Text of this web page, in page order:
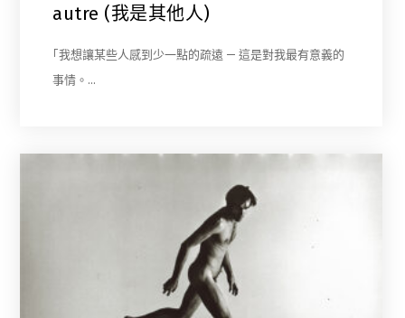
autre (我是其他人)
｢我想讓某些人感到少一點的疏遠 — 這是對我最有意義的
事情。…